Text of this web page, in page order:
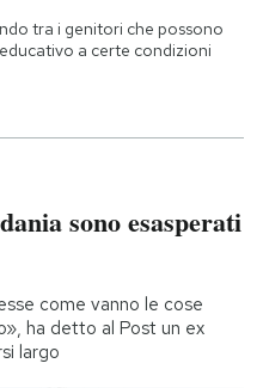
tra i genitori che possono
a certe condizioni
sono esasperati
come vanno le cose
ha detto al Post un ex
largo